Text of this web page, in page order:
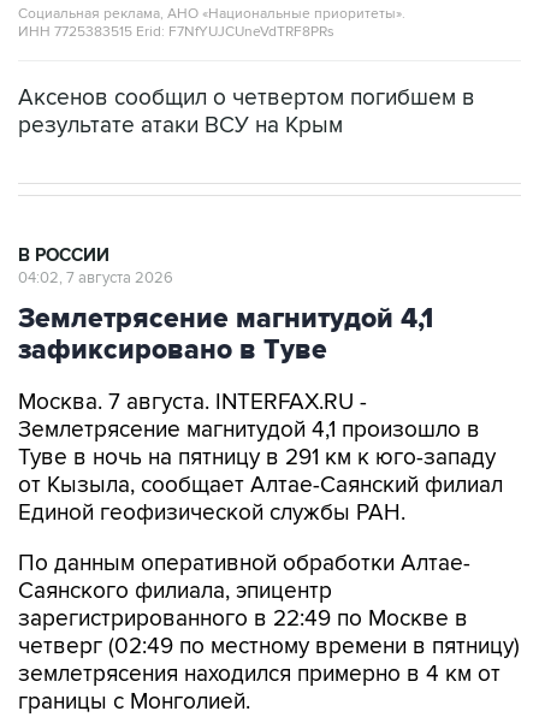
Социальная реклама, АНО «Национальные приоритеты».
ИНН 7725383515 Erid: F7NfYUJCUneVdTRF8PRs
Аксенов сообщил о четвертом погибшем в
результате атаки ВСУ на Крым
В РОССИИ
04:02, 7 августа 2026
Землетрясение магнитудой 4,1
зафиксировано в Туве
Москва. 7 августа. INTERFAX.RU -
Землетрясение магнитудой 4,1 произошло в
Туве в ночь на пятницу в 291 км к юго-западу
от Кызыла, сообщает Алтае-Саянский филиал
Единой геофизической службы РАН.
По данным оперативной обработки Алтае-
Саянского филиала, эпицентр
зарегистрированного в 22:49 по Москве в
четверг (02:49 по местному времени в пятницу)
землетрясения находился примерно в 4 км от
границы с Монголией.